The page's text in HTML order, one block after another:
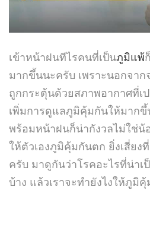
เข้าหน้าฝนทีไรคนที่เป็นภูมิแพ้
มากขึ้นนะครับ เพราะนอกจา
ถูกกระตุ้นด้วยสภาพอากาศที่เ
เพิ่มการดูแลภูมิคุ้มกันให้มากขึ้
พร้อมหน้าฝนก็น่ากังวลไม่ใช่น้
ให้ตัวเองภูมิคุ้มกันตก ยิ่งเสี่ยง
ครับ มาดูกันว่าโรคอะไรที่น่า
บ้าง แล้วเราจะทำยังไงให้ภูมิ